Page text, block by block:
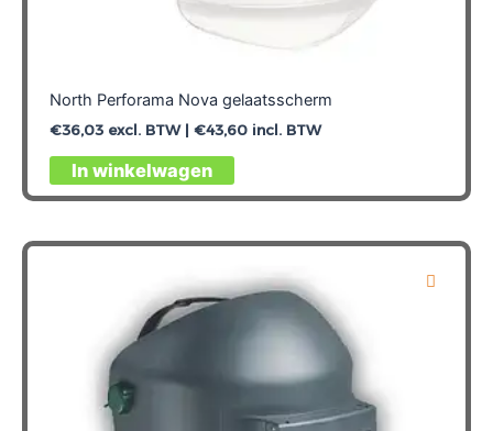
North Perforama Nova gelaatsscherm
€36,03excl. BTW | €43,60incl. BTW
In winkelwagen